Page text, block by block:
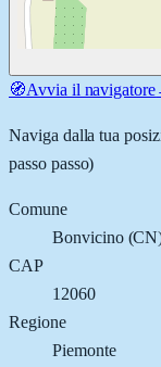
🧭Avvia il navigatore
Naviga dalla tua
passo passo)
Comune
Bonvicino(CN
CAP
12060
Regione
Piemonte